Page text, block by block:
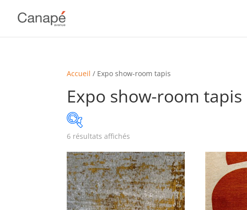
Accueil / Expo show-room tapis
Expo show-room tapis
assise courte(1)
assise moyenne(1)
assise profonde(1)
6 résultats affichés